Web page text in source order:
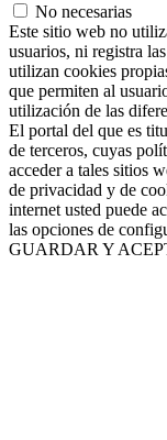
No necesarias
Este sitio web no
usuarios, ni registra
utilizan cookies
que permiten al
utilización de las
El portal del que es
de terceros, cuyas
acceder a tales sitios
de privacidad y de
internet usted puede
las opciones de
GUARDAR Y